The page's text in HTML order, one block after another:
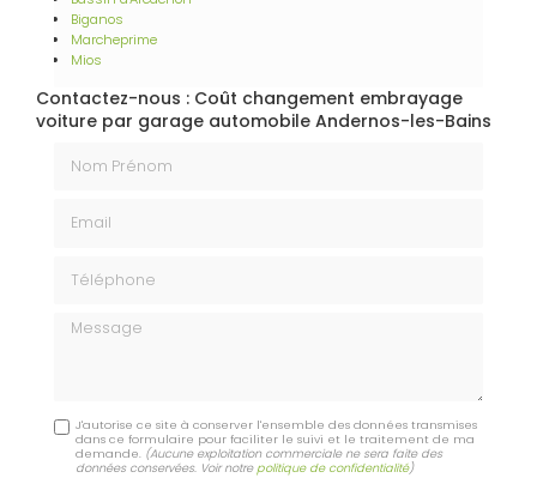
Biganos
Marcheprime
Mios
Contactez-nous : Coût changement embrayage
voiture par garage automobile Andernos-les-Bains
Message
J'autorise ce site à conserver l'ensemble des données transmises
dans ce formulaire pour faciliter le suivi et le traitement de ma
demande. (Aucune exploitation commerciale ne sera faite des
données conservées. Voir notrepolitique de confidentialité)